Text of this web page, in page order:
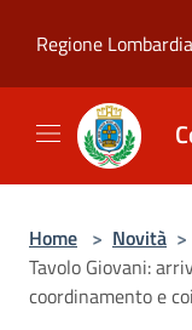
Regione Lombardia
Home > Novità >
Tavolo Giovani:
coordinamento e